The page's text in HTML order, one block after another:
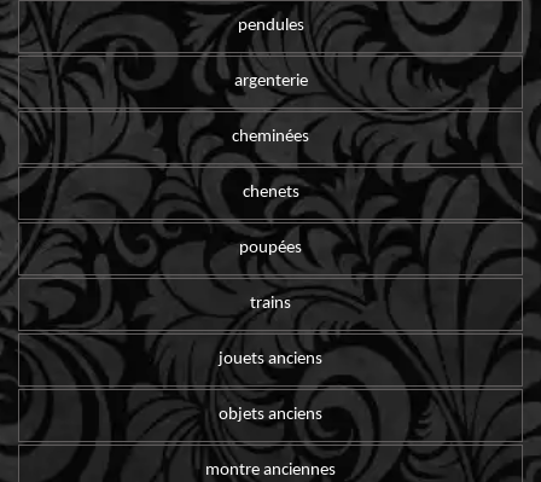
pendules
argenterie
cheminées
chenets
poupées
trains
jouets anciens
objets anciens
montre anciennes